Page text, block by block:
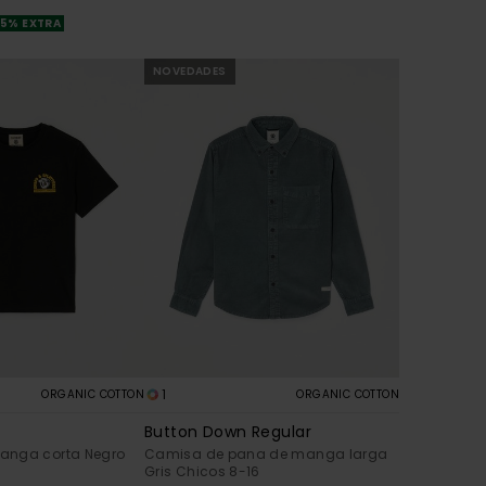
EXTRA
ORGANIC COTTON
corta Negro
NOVEDADES
1 ORGANIC COTTON
Button Down Regular
Camisa de pana de manga larga
Gris Chicos 8-16